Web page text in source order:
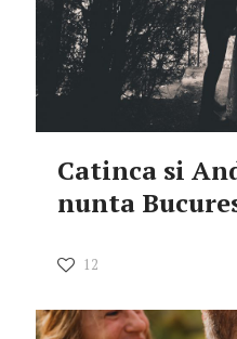
Catinca si
nunta
12